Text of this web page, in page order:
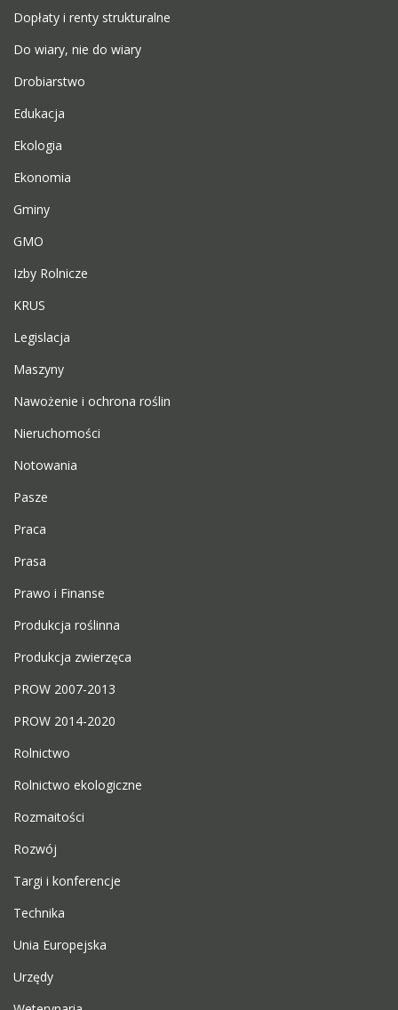
Dopłaty i renty strukturalne
Do wiary, nie do wiary
Drobiarstwo
Edukacja
Ekologia
Ekonomia
Gminy
GMO
Izby Rolnicze
KRUS
Legislacja
Maszyny
Nawożenie i ochrona roślin
Nieruchomości
Notowania
Pasze
Praca
Prasa
Prawo i Finanse
Produkcja roślinna
Produkcja zwierzęca
PROW 2007-2013
PROW 2014-2020
Rolnictwo
Rolnictwo ekologiczne
Rozmaitości
Rozwój
Targi i konferencje
Technika
Unia Europejska
Urzędy